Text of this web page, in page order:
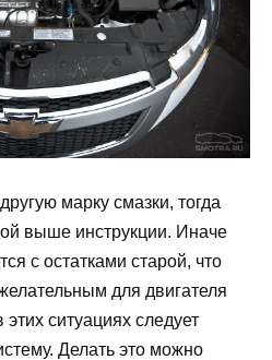
марку смазки, тогда
выше инструкции. Иначе
с остатками старой, что
для двигателя
ситуациях следует
Делать это можно